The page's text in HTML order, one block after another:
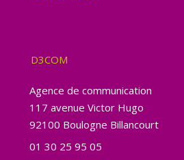
D3COM
Agence de communication
117 avenue Victor Hugo
92100 Boulogne Billancourt
01 30 25 95 05